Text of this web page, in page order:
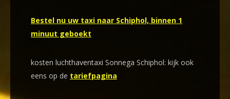
Bestel nu uw taxi naar Schiphol, binnen 1
minuut geboekt
kosten luchthaventaxi Sonnega Schiphol: kijk ook
eens op de tariefpagina